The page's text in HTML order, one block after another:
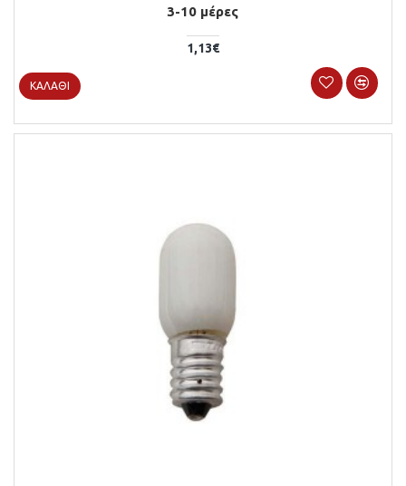
3-10 μέρες
1,13€
ΚΑΛΆΘΙ